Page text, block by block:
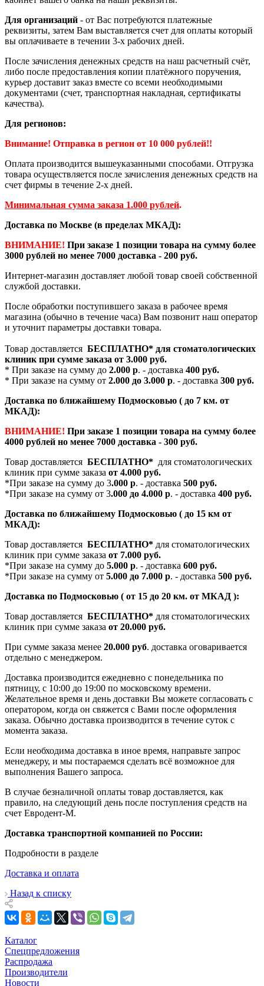
Для организаций - от Вас потребуются платежные
реквизиты, затем Вам выставляется счет для оплаты который
вы оплачиваете в течении 3-х рабочих дней.
После зачисления денежных средств на наш расчетный счёт,
либо после предоставления копии платёжного поручения,
курьер доставит заказ вместе со всеми необходимыми
документами (счет, транспортная накладная, сертификаты
качества).
Для регионов:
Внимание! Отправка в регион от 10 000 рублей!!
Оплата производится вышеуказанными способами. Отгрузка
товара осуществляется после зачисления денежных средств на
счет фирмы в течение 2-х дней.
Минимальная сумма заказа 1.000 рублей.
Доставка по Москве (в пределах МКАД):
ВНИМАНИЕ! При заказе 1 позиции товара на сумму более
3000 рублей но менее 7000 доставка - 200 руб.
Интернет-магазин доставляет любой товар своей собственной
службой доставки.
После обработки поступившего заказа в рабочее время
магазина (обычно в течение часа) Вам позвонит наш оператор
и уточнит параметры доставки товара.
Товар доставляется БЕСПЛАТНО* для стоматологических
клиник при сумме заказа от 3.000 руб.
* При заказе на сумму до 2.000 р. - доставка 400 руб.
* При заказе на сумму от 2.000 до 3.000 р. - доставка 300 руб.
Доставка по ближайшему Подмосковью ( до 7 км. от
МКАД):
ВНИМАНИЕ! При заказе 1 позиции товара на сумму более
4000 рублей но менее 7000 доставка - 300 руб.
Товар доставляется БЕСПЛАТНО* для стоматологических
клиник при сумме заказа от 4.000 руб.
*При заказе на сумму до 3.000 р. - доставка 500 руб.
*При заказе на сумму от 3.000 до 4.000 р. - доставка 400 руб.
Доставка по ближайшему Подмосковью ( до 15 км от
МКАД):
Товар доставляется БЕСПЛАТНО* для стоматологических
клиник при сумме заказа от 7.000 руб.
*При заказе на сумму до 5.000 р. - доставка 600 руб.
*При заказе на сумму от 5.000 до 7.000 р. - доставка 500 руб.
Доставка по Подмосковью ( от 15 до 20 км. от МКАД ):
Товар доставляется БЕСПЛАТНО* для стоматологических
клиник при сумме заказа от 20.000 руб.
При сумме заказа менее 20.000 руб. доставка оговаривается
отдельно с менеджером.
Доставка производится ежедневно с понедельника по
пятницу, с 10:00 до 19:00 по московскому времени.
Желательное время и день доставки Вы можете согласовать с
оператором, когда он свяжется с Вами после оформления
заказа. Обычно доставка производится в течение суток с
момента заказа.
Если необходима доставка в иное время, направьте запрос
менеджеру, и мы постараемся сделать всё возможное для
выполнения Вашего запроса.
В случае безналичной оплаты товар доставляется, как
правило, на следующий день после поступления средств на
счет Евродент-М.
Доставка транспортной компанией по России:
Подробности в разделе
Доставка и оплата
Назад к списку
Каталог
Спецпредложения
Распродажа
Производители
Новости